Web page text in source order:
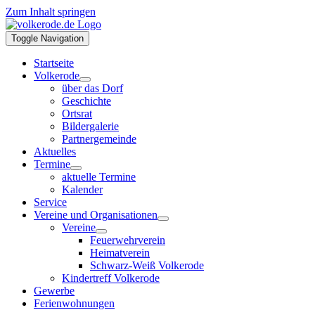
Zum Inhalt springen
Toggle Navigation
Startseite
Volkerode
über das Dorf
Geschichte
Ortsrat
Bildergalerie
Partnergemeinde
Aktuelles
Termine
aktuelle Termine
Kalender
Service
Vereine und Organisationen
Vereine
Feuerwehrverein
Heimatverein
Schwarz-Weiß Volkerode
Kindertreff Volkerode
Gewerbe
Ferienwohnungen